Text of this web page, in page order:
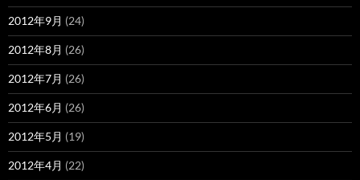
2012年9月 (24)
2012年8月 (26)
2012年7月 (26)
2012年6月 (26)
2012年5月 (19)
2012年4月 (22)